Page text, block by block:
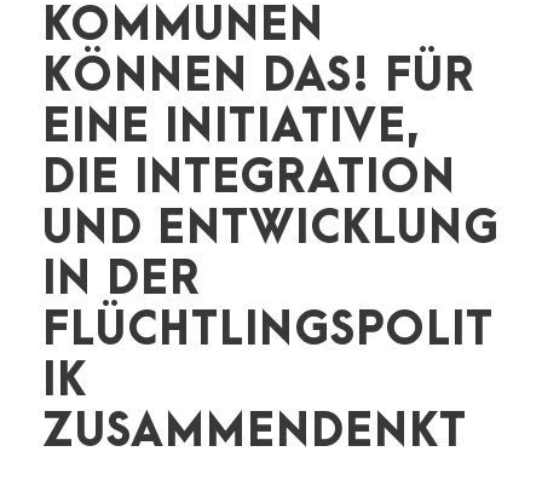
KOMMUNEN
KÖNNEN DAS! FÜR
EINE INITIATIVE,
DIE INTEGRATION
UND ENTWICKLUNG
IN DER
FLÜCHTLINGSPOLIT
IK
ZUSAMMENDENKT